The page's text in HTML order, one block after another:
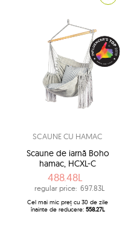
SCAUNE CU HAMAC
Scaune de iarnă Boho
hamac, HCXL-C
488.48L
regular price: 697.83L
Cel mai mic preț cu 30 de zile
înainte de reducere: 558.27L